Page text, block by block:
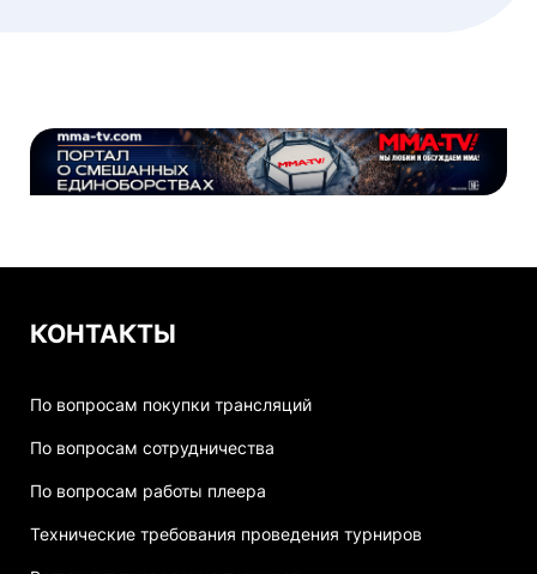
КОНТАКТЫ
По вопросам покупки трансляций
По вопросам сотрудничества
По вопросам работы плеера
Технические требования проведения турниров